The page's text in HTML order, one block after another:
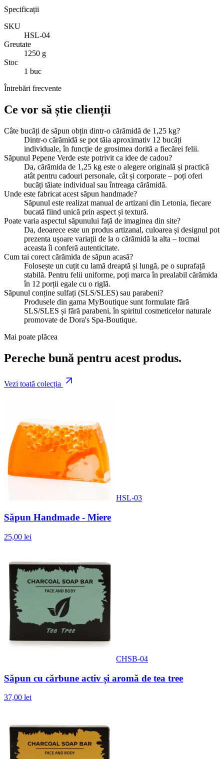
Specificații
SKU
HSL-04
Greutate
1250 g
Stoc
1 buc
Întrebări frecvente
Ce vor să știe clienții
Câte bucăți de săpun obțin dintr-o cărămidă de 1,25 kg?
Dintr-o cărămidă se pot tăia aproximativ 12 bucăți
individuale, în funcție de grosimea dorită a fiecărei felii.
Săpunul Pepene Verde este potrivit ca idee de cadou?
Da, cărămida de 1,25 kg este o alegere originală și practică
atât pentru cadouri personale, cât și corporate – poți oferi
bucăți tăiate individual sau întreaga cărămidă.
Unde este fabricat acest săpun handmade?
Săpunul este realizat manual de artizani din Letonia, fiecare
bucată fiind unică prin aspect și textură.
Poate varia aspectul săpunului față de imaginea din site?
Da, deoarece este un produs artizanal, culoarea și designul pot
prezenta ușoare variații de la o cărămidă la alta – tocmai
aceasta îi conferă autenticitate.
Cum tai corect cărămida de săpun acasă?
Folosește un cuțit cu lamă dreaptă și lungă, pe o suprafață
stabilă. Pentru felii uniforme, poți marca în prealabil cărămida
în 12 porții egale cu o riglă.
Săpunul conține sulfați (SLS/SLES) sau parabeni?
Produsele din gama MyBoutique sunt formulate fără
SLS/SLES și fără parabeni, în spiritul cosmeticelor naturale
promovate de Dora's Spa-Boutique.
Mai poate plăcea
Pereche bună pentru acest produs.
Vezi toată colecția
HSL-03
Săpun Handmade - Miere
25,00 lei
CHSB-04
Săpun cu cărbune activ și aromă de tea tree
37,00 lei